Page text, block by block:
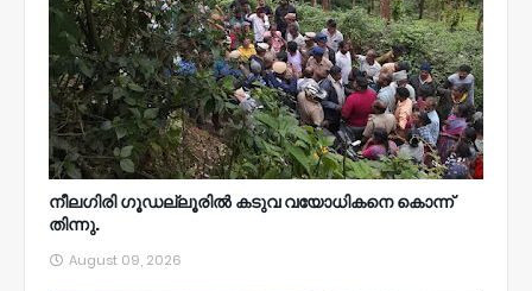
നീലഗിരി ഗൂഡല്ലൂരിൽ കടുവ വയോധികനെ കൊന്ന്
തിന്നു.
August 09, 2026